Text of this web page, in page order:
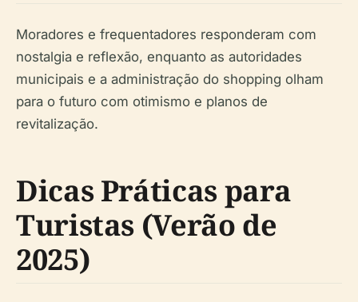
Moradores e frequentadores responderam com
nostalgia e reflexão, enquanto as autoridades
municipais e a administração do shopping olham
para o futuro com otimismo e planos de
revitalização.
Dicas Práticas para
Turistas (Verão de
2025)